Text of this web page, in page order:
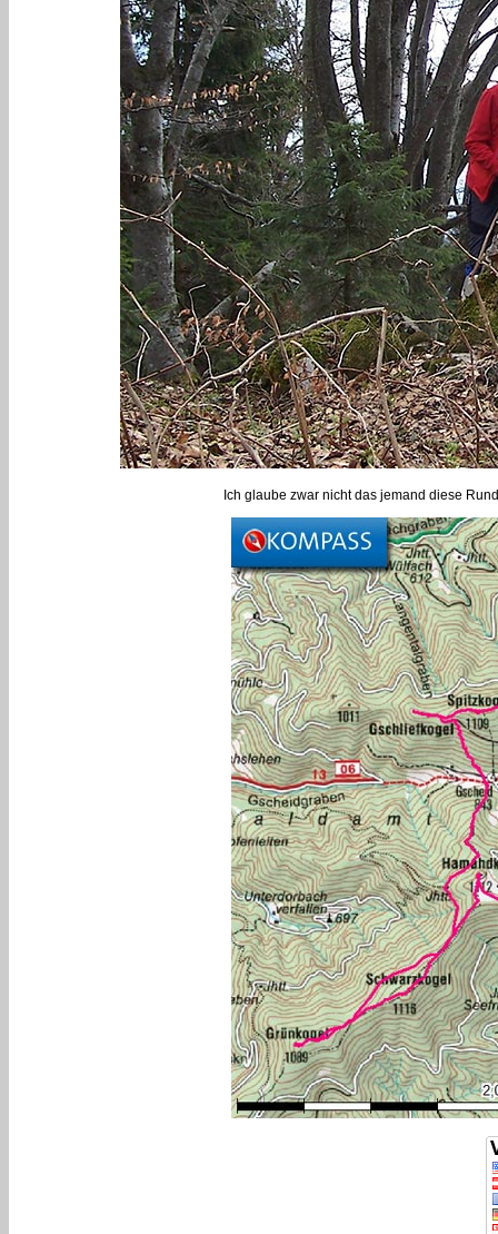
Ich glaube zwar nicht das jemand diese